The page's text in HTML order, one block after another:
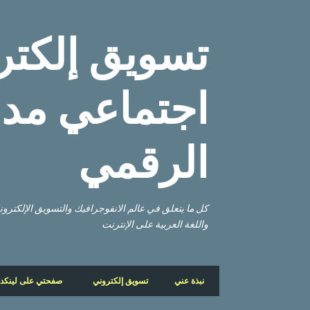
تسويق
اجتماعي
الرقمي
كل ما يتعلق في عالم الانفوجرافيك والتسويق
واللغة العربية على الإنترنت
نبذة عني تسويق إلكتروني صفحتي على